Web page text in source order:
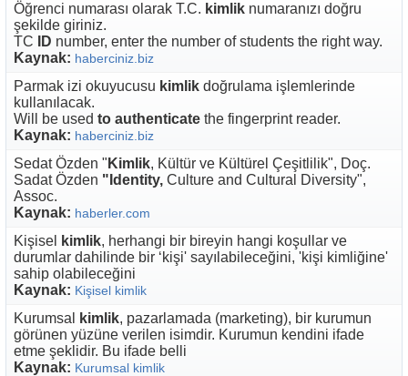
Öğrenci numarası olarak T.C. kimlik numaranızı doğru
şekilde giriniz.
TC
ID number, enter the number of students the right way.
Kaynak: haberciniz.biz
Parmak izi okuyucusu kimlik doğrulama işlemlerinde
kullanılacak.
Will be used to authenticate the fingerprint reader.
Kaynak: haberciniz.biz
Sedat Özden " Kimlik, Kültür ve Kültürel Çeşitlilik", Doç.
Sadat Özden "Identity, Culture and Cultural Diversity",
Assoc.
Kaynak: haberler.com
Kişisel kimlik, herhangi bir bireyin hangi koşullar ve
durumlar dahilinde bir ‘kişi' sayılabileceğini, 'kişi kimliğine'
sahip olabileceğini
Kaynak: Kişisel kimlik
Kurumsal kimlik, pazarlamada (marketing), bir kurumun
görünen yüzüne verilen isimdir. Kurumun kendini ifade
etme şeklidir. Bu ifade belli
Kaynak: Kurumsal kimlik